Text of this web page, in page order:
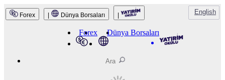
QNB Invest
Forex Dünya Borsaları English
Forex Dünya Borsaları